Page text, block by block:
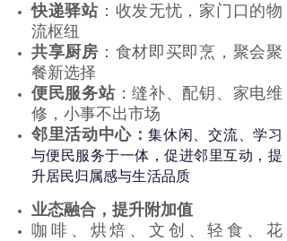
快递驿站：收发无忧，家门口的物
流枢纽
共享厨房 ：食材即买即烹，聚会聚
餐新选择
便民服务站：缝补、配钥、家电维
修，小事不出市场
邻里活动中心：集休闲、交流、学习
与便民服务于一体，促进邻里互动，提
升居民归属感与生活品质
业态融合，提升附加值
咖啡、烘焙、文创、轻食、花